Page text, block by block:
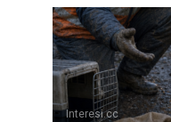
Interesi.cc